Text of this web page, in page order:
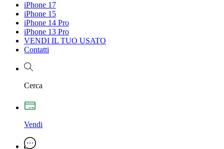
iPhone 17
iPhone 15
iPhone 14 Pro
iPhone 13 Pro
VENDI IL TUO USATO
Contatti
Cerca
Vendi